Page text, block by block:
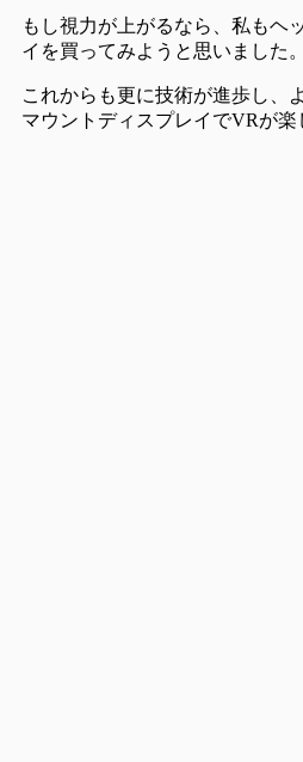
もし視力が上がるなら、私もヘ
イを買ってみようと思いました。
これからも更に技術が進歩し、
マウントディスプレイでVRが楽